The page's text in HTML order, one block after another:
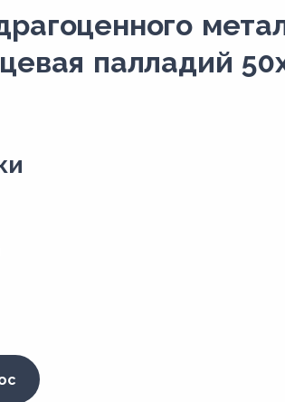
палладий